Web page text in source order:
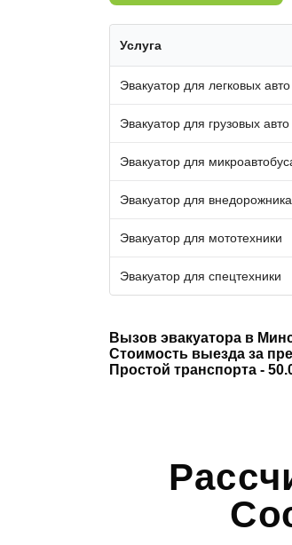
Услуга
Эвакуатор для легковых авто
Эвакуатор для грузовых авто
Эвакуатор для
Эвакуатор для внедорожника
Эвакуатор для мототехники
Эвакуатор для спецтехники
Вызов эвакуатора в
Стоимость выезда за
Простой транспорта -